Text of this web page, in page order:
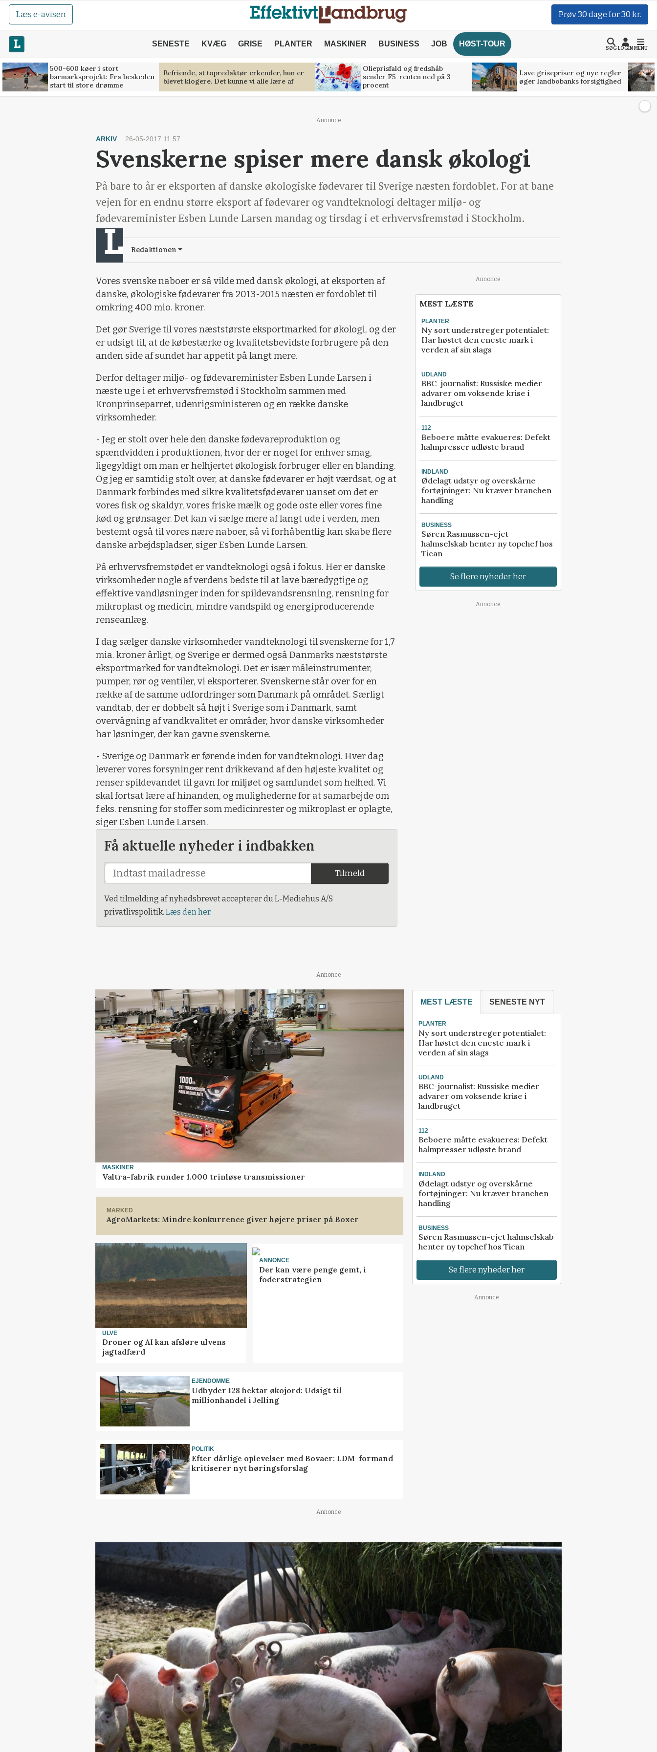
Læs e-avisen Prøv 30 dage for 30 kr.
SENESTE KVÆG GRISE PLANTER MASKINER BUSINESS JOB HØST-TOUR
SØGLOGINMENU
500-600 køer i stort
barmarksprojekt: Fra beskeden
start til store drømme
Befriende, at topredaktør erkender, hun er
blevet klogere. Det kunne vi alle lære af
Olieprisfald og fredshåb
sender F5-renten ned på 3
procent
Lave grisepriser og nye regler
øger landbobanks forsigtighed
Annonce
ARKIV 26-05-2017 11:57
Svenskerne spiser mere dansk økologi
På bare to år er eksporten af danske økologiske fødevarer til Sverige næsten fordoblet. For at bane
vejen for en endnu større eksport af fødevarer og vandteknologi deltager miljø- og
fødevareminister Esben Lunde Larsen mandag og tirsdag i et erhvervsfremstød i Stockholm.
Redaktionen
Vores svenske naboer er så vilde med dansk økologi, at eksporten af
danske, økologiske fødevarer fra 2013-2015 næsten er fordoblet til
omkring 400 mio. kroner.
Det gør Sverige til vores næststørste eksportmarked for økologi, og der
er udsigt til, at de købestærke og kvalitetsbevidste forbrugere på den
anden side af sundet har appetit på langt mere.
Derfor deltager miljø- og fødevareminister Esben Lunde Larsen i
næste uge i et erhvervsfremstød i Stockholm sammen med
Kronprinseparret, udenrigsministeren og en række danske
virksomheder.
- Jeg er stolt over hele den danske fødevareproduktion og
spændvidden i produktionen, hvor der er noget for enhver smag,
ligegyldigt om man er helhjertet økologisk forbruger eller en blanding.
Og jeg er samtidig stolt over, at danske fødevarer er højt værdsat, og at
Danmark forbindes med sikre kvalitetsfødevarer uanset om det er
vores fisk og skaldyr, vores friske mælk og gode oste eller vores fine
kød og grønsager. Det kan vi sælge mere af langt ude i verden, men
bestemt også til vores nære naboer, så vi forhåbentlig kan skabe flere
danske arbejdspladser, siger Esben Lunde Larsen.
På erhvervsfremstødet er vandteknologi også i fokus. Her er danske
virksomheder nogle af verdens bedste til at lave bæredygtige og
effektive vandløsninger inden for spildevandsrensning, rensning for
mikroplast og medicin, mindre vandspild og energiproducerende
renseanlæg.
I dag sælger danske virksomheder vandteknologi til svenskerne for 1,7
mia. kroner årligt, og Sverige er dermed også Danmarks næststørste
eksportmarked for vandteknologi. Det er især måleinstrumenter,
pumper, rør og ventiler, vi eksporterer. Svenskerne står over for en
række af de samme udfordringer som Danmark på området. Særligt
vandtab, der er dobbelt så højt i Sverige som i Danmark, samt
overvågning af vandkvalitet er områder, hvor danske virksomheder
har løsninger, der kan gavne svenskerne.
- Sverige og Danmark er førende inden for vandteknologi. Hver dag
leverer vores forsyninger rent drikkevand af den højeste kvalitet og
renser spildevandet til gavn for miljøet og samfundet som helhed. Vi
skal fortsat lære af hinanden, og mulighederne for at samarbejde om
f.eks. rensning for stoffer som medicinrester og mikroplast er oplagte,
siger Esben Lunde Larsen.
Få aktuelle nyheder i indbakken
Tilmeld
Ved tilmelding af nyhedsbrevet accepterer du L-Mediehus A/S
privatlivspolitik. Læs den her.
Annonce
MEST LÆSTE
PLANTER
Ny sort understreger potentialet:
Har høstet den eneste mark i
verden af sin slags
UDLAND
BBC-journalist: Russiske medier
advarer om voksende krise i
landbruget
112
Beboere måtte evakueres: Defekt
halmpresser udløste brand
INDLAND
Ødelagt udstyr og overskårne
fortøjninger: Nu kræver branchen
handling
BUSINESS
Søren Rasmussen-ejet
halmselskab henter ny topchef hos
Tican
Se flere nyheder her
Annonce
Annonce
MASKINER
Valtra-fabrik runder 1.000 trinløse transmissioner
MARKED
AgroMarkets: Mindre konkurrence giver højere priser på Boxer
ULVE
Droner og AI kan afsløre ulvens
jagtadfærd
ANNONCE
Der kan være penge gemt, i
foderstrategien
EJENDOMME
Udbyder 128 hektar økojord: Udsigt til
millionhandel i Jelling
POLITIK
Efter dårlige oplevelser med Bovaer: LDM-formand
kritiserer nyt høringsforslag
MEST LÆSTE SENESTE NYT
PLANTER
Ny sort understreger potentialet:
Har høstet den eneste mark i
verden af sin slags
UDLAND
BBC-journalist: Russiske medier
advarer om voksende krise i
landbruget
112
Beboere måtte evakueres: Defekt
halmpresser udløste brand
INDLAND
Ødelagt udstyr og overskårne
fortøjninger: Nu kræver branchen
handling
BUSINESS
Søren Rasmussen-ejet halmselskab
henter ny topchef hos Tican
Se flere nyheder her
Annonce
Annonce